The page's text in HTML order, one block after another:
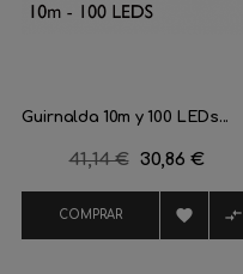
Guirnalda 10m y 100 LEDs...
Precio
41,14 € Precio
30,86 €
COMPRAR  